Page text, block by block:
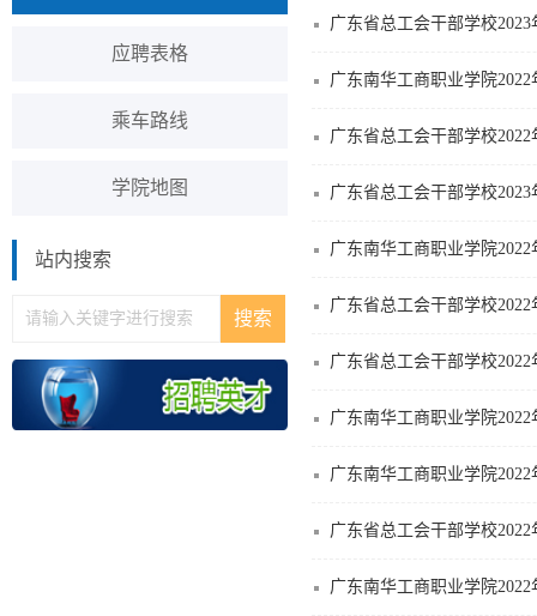
应聘表格
乘车路线
学院地图
站内搜索
广东省总工会干部学校
广东省总工会干部学校
广东省总工会干部学校
广东南华工商职业学院
广东省总工会干部学校
广东省总工会干部学校
广东南华工商职业学院
广东南华工商职业学院
广东省总工会干部学校
广东南华工商职业学院